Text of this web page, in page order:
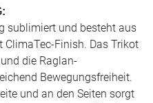
sublimiert und besteht aus
ClimaTec-Finish. Das Trikot
die Raglan-
Bewegungsfreiheit.
und an den Seiten sorgt